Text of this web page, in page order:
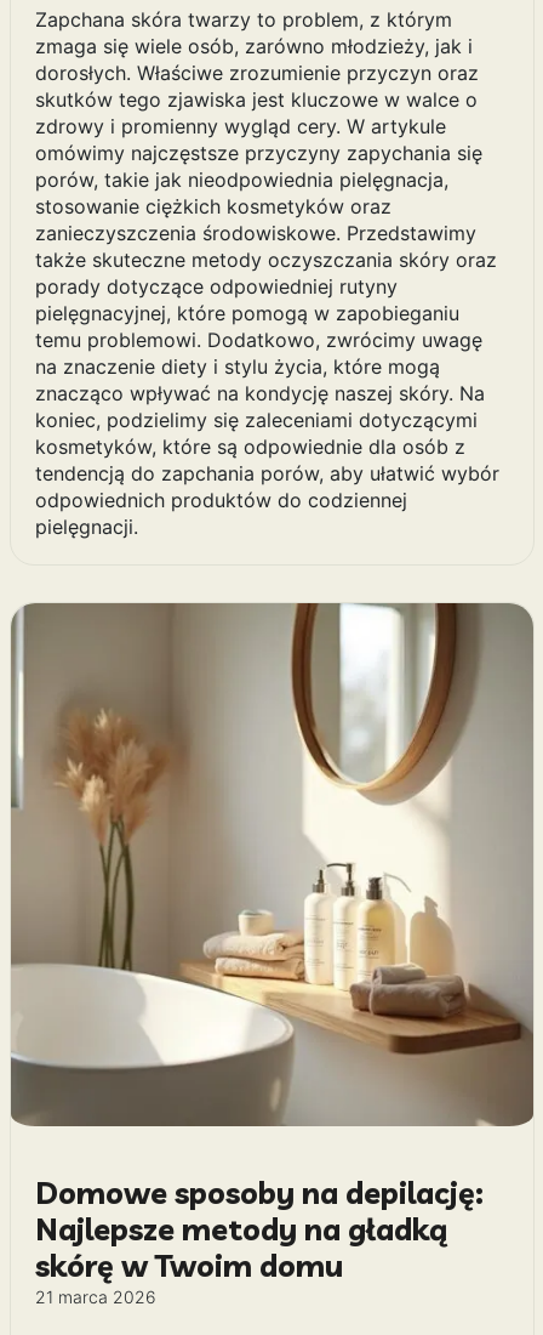
Zapchana skóra twarzy to problem, z którym
zmaga się wiele osób, zarówno młodzieży, jak i
dorosłych. Właściwe zrozumienie przyczyn oraz
skutków tego zjawiska jest kluczowe w walce o
zdrowy i promienny wygląd cery. W artykule
omówimy najczęstsze przyczyny zapychania się
porów, takie jak nieodpowiednia pielęgnacja,
stosowanie ciężkich kosmetyków oraz
zanieczyszczenia środowiskowe. Przedstawimy
także skuteczne metody oczyszczania skóry oraz
porady dotyczące odpowiedniej rutyny
pielęgnacyjnej, które pomogą w zapobieganiu
temu problemowi. Dodatkowo, zwrócimy uwagę
na znaczenie diety i stylu życia, które mogą
znacząco wpływać na kondycję naszej skóry. Na
koniec, podzielimy się zaleceniami dotyczącymi
kosmetyków, które są odpowiednie dla osób z
tendencją do zapchania porów, aby ułatwić wybór
odpowiednich produktów do codziennej
pielęgnacji.
Domowe sposoby na depilację:
Najlepsze metody na gładką
skórę w Twoim domu
21 marca 2026